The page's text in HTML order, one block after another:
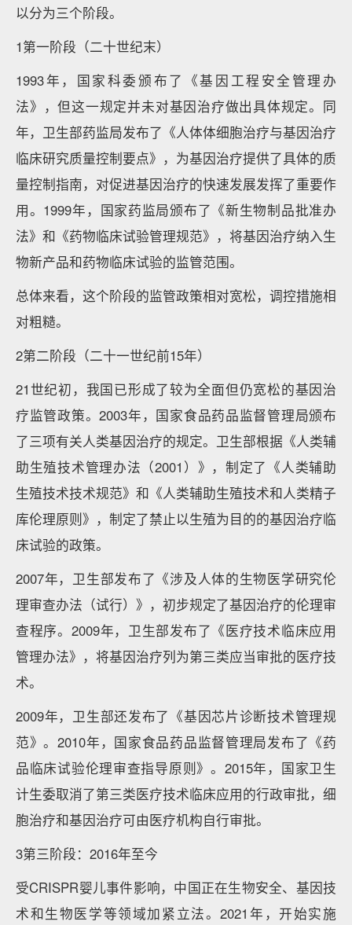
以分为三个阶段。
1第一阶段（二十世纪末）
1993年，国家科委颁布了《基因工程安全管理办
法》，但这一规定并未对基因治疗做出具体规定。同
年，卫生部药监局发布了《人体体细胞治疗与基因治疗
临床研究质量控制要点》，为基因治疗提供了具体的质
量控制指南，对促进基因治疗的快速发展发挥了重要作
用。1999年，国家药监局颁布了《新生物制品批准办
法》和《药物临床试验管理规范》，将基因治疗纳入生
物新产品和药物临床试验的监管范围。
总体来看，这个阶段的监管政策相对宽松，调控措施相
对粗糙。
2第二阶段（二十一世纪前15年）
21世纪初，我国已形成了较为全面但仍宽松的基因治
疗监管政策。2003年，国家食品药品监督管理局颁布
了三项有关人类基因治疗的规定。卫生部根据《人类辅
助生殖技术管理办法（2001）》，制定了《人类辅助
生殖技术技术规范》和《人类辅助生殖技术和人类精子
库伦理原则》，制定了禁止以生殖为目的的基因治疗临
床试验的政策。
2007年，卫生部发布了《涉及人体的生物医学研究伦
理审查办法（试行）》，初步规定了基因治疗的伦理审
查程序。2009年，卫生部发布了《医疗技术临床应用
管理办法》，将基因治疗列为第三类应当审批的医疗技
术。
2009年，卫生部还发布了《基因芯片诊断技术管理规
范》。2010年，国家食品药品监督管理局发布了《药
品临床试验伦理审查指导原则》。2015年，国家卫生
计生委取消了第三类医疗技术临床应用的行政审批，细
胞治疗和基因治疗可由医疗机构自行审批。
3第三阶段：2016年至今
受CRISPR婴儿事件影响，中国正在生物安全、基因技
术和生物医学等领域加紧立法。2021年，开始实施